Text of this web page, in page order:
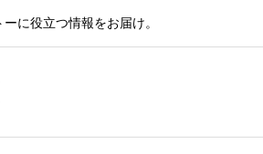
に役立つ情報をお届け。